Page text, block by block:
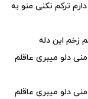
ترکم نکنی منو به
زخم این دله
دلو میبری عاقلم
دلو میبری عاقلم